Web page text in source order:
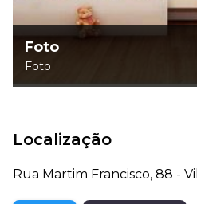
Foto
Foto
Localização
Rua Martim Francisco, 88 -